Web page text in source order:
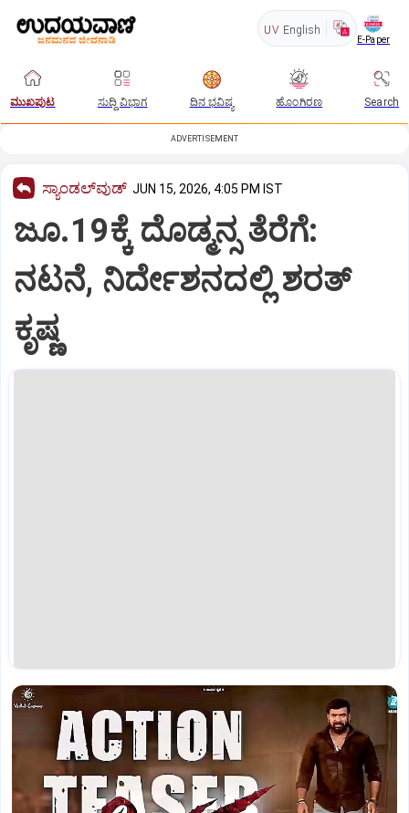
UV English
E-Paper
ಮುಖಪುಟ ಸುದ್ದಿ ವಿಭಾಗ ದಿನ ಭವಿಷ್ಯ ಹೊಂಗಿರಣ Search
ADVERTISEMENT
ಸ್ಯಾಂಡಲ್‌ವುಡ್‌ JUN 15, 2026, 4:05 PM IST
ಜೂ.19ಕ್ಕೆ ದೊಡ್ಮನ್ಸ ತೆರೆಗೆ:
ನಟನೆ, ನಿರ್ದೇಶನದಲ್ಲಿ ಶರತ್‌
ಕೃಷ್ಣ